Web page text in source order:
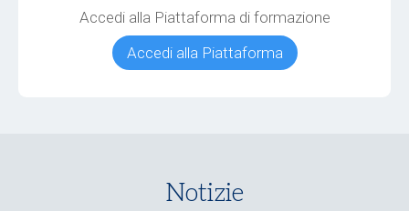
Accedi alla Piattaforma di formazione
Accedi alla Piattaforma
Notizie